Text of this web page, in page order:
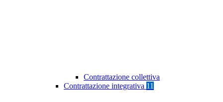
Contrattazione collettiva
Contrattazione integrativa 11